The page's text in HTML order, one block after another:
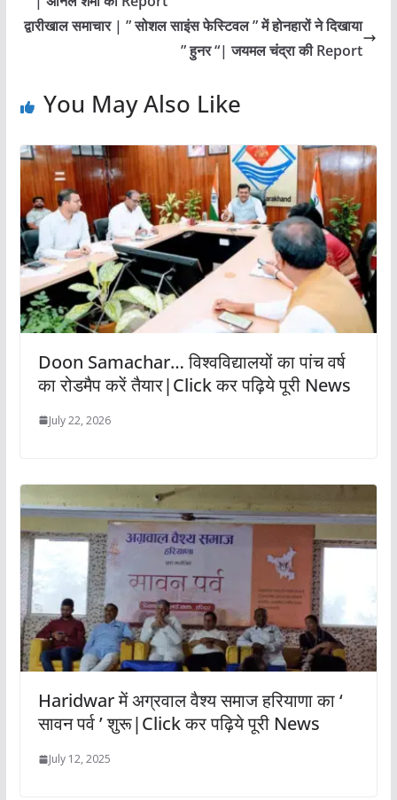
द्वारीखाल समाचार | ” सोशल साइंस फेस्टिवल ” में होनहारों ने दिखाया
” हुनर “| जयमल चंद्रा की Report
You May Also Like
Doon Samachar… विश्वविद्यालयों का पांच वर्ष
का रोडमैप करें तैयार|Click कर पढ़िये पूरी News
July 22, 2026
Haridwar में अग्रवाल वैश्य समाज हरियाणा का ‘
सावन पर्व ’ शुरू|Click कर पढ़िये पूरी News
July 12, 2025